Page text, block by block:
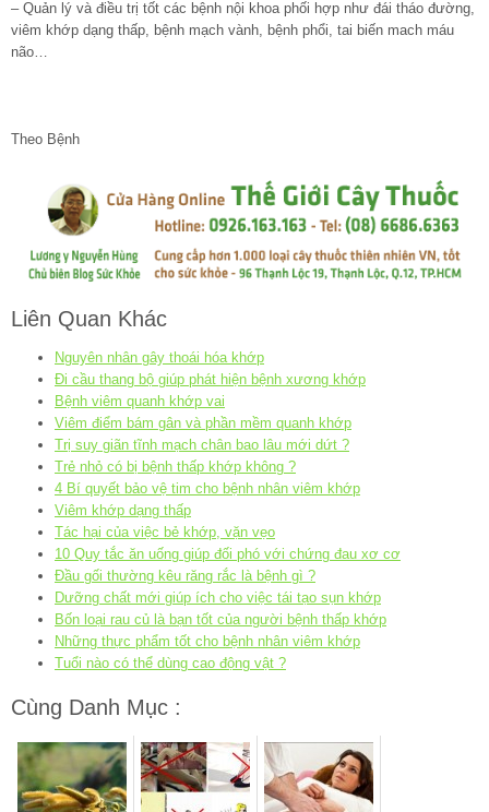
– Quản lý và điều trị tốt các bệnh nội khoa phối hợp như đái tháo đường,
viêm khớp dạng thấp, bệnh mạch vành, bệnh phổi, tai biến mach máu
não…
Theo Bệnh
Liên Quan Khác
Nguyên nhân gây thoái hóa khớp
Đi cầu thang bộ giúp phát hiện bệnh xương khớp
Bệnh viêm quanh khớp vai
Viêm điểm bám gân và phần mềm quanh khớp
Trị suy giãn tĩnh mạch chân bao lâu mới dứt ?
Trẻ nhỏ có bị bệnh thấp khớp không ?
4 Bí quyết bảo vệ tim cho bệnh nhân viêm khớp
Viêm khớp dạng thấp
Tác hại của việc bẻ khớp, vặn vẹo
10 Quy tắc ăn uống giúp đối phó với chứng đau xơ cơ
Đầu gối thường kêu răng rắc là bệnh gì ?
Dưỡng chất mới giúp ích cho việc tái tạo sụn khớp
Bốn loại rau củ là bạn tốt của người bệnh thấp khớp
Những thực phẩm tốt cho bệnh nhân viêm khớp
Tuổi nào có thể dùng cao động vật ?
Cùng Danh Mục :